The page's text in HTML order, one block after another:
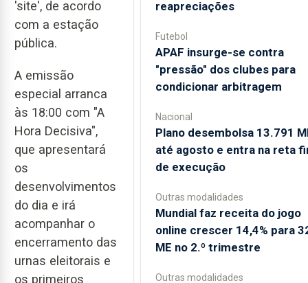
'site', de acordo
com a estação
pública.
A emissão
especial arranca
às 18:00 com "A
Hora Decisiva",
que apresentará
os
desenvolvimentos
do dia e irá
acompanhar o
encerramento das
urnas eleitorais e
os primeiros
reapreciações
Futebol
APAF insurge-se contra
"pressão" dos clubes para
condicionar arbitragem
Nacional
Plano desembolsa 13.791
até agosto e entra na reta
de execução
Outras modalidades
Mundial faz receita do jogo
online crescer 14,4% para
ME no 2.º trimestre
Outras modalidades